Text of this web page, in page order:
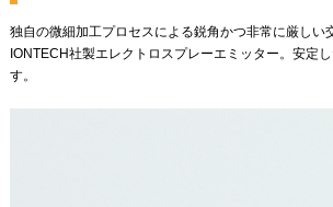
独自の微細加工プロセスによる鋭角かつ非常に厳しい
IONTECH社製エレクトロスプレーエミッター。安定
す。